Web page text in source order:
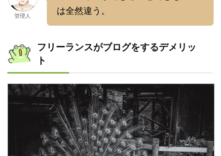
管理人
は全然違う。
フリーランスがブログをするデメリッ
ト